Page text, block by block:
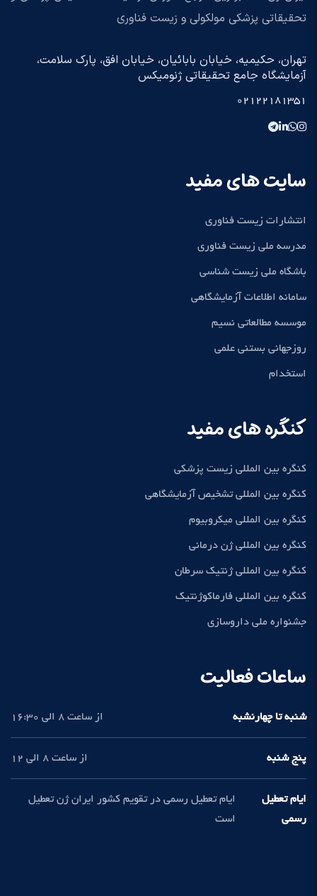
تحقیقاتی پزشکی مولکولی و زیست فناوری
تهران، حکیمیه، خیابان بابائیان، خیابان افق، پارک سلامت،
آزمایشگاه جامع تحقیقاتی ژنومیکس
02122181351
سایت های مفید
انتشارات زیست فناوری
مدرسه ملی زیست فناوری
باشگاه ملی زیست شناسی
سامانه اطلاعات آزمایشگاهی
موسسه مطالعاتی نسیم
روزجهانی بستنی علمی
استخدام
کنگره های مفید
کنگره بین المللی زیست پزشکی
کنگره بین المللی تشخیص آزمایشگاهی
کنگره بین المللی میکروبیوم
کنگره بین المللی ژن درمانی
کنگره بین المللی ژنتیک سرطان
کنگره بین المللی فارماکوژنتیک
جشنواره ملی داروسازی
ساعات فعالیت
شنبه تا چهارنشبه از ساعت 8 الی 16:30
پنج شنبه از ساعت 8 الی 12
ایام تعطیل
رسمی
ایام تعطیل رسمی در تقویم کشور ایران ژن تعطیل
است